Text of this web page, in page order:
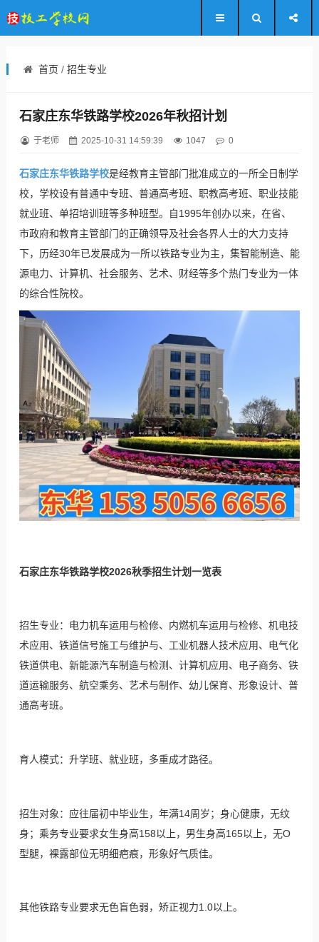
首页 / 招生专业
石家庄东华铁路学校2026年秋招计划
于老师 2025-10-31 14:59:39 1047 0
石家庄东华铁路学校是经教育主管部门批准成立的一所全日制学
校，学校设有普通中专班、普通高考班、职教高考班、职业技能
就业班、单招培训班等多种班型。自1995年创办以来，在省、
市政府和教育主管部门的正确领导及社会各界人士的大力支持
下，历经30年已发展成为一所以铁路专业为主，集智能制造、能
源电力、计算机、社会服务、艺术、财经等多个热门专业为一体
的综合性院校。
石家庄东华铁路学校2026秋季招生计划一览表
招生专业：电力机车运用与检修、内燃机车运用与检修、机电技
术应用、铁道信号施工与维护与、工业机器人技术应用、电气化
铁道供电、新能源汽车制造与检测、计算机应用、电子商务、铁
道运输服务、航空乘务、艺术与制作、幼儿保育、形象设计、普
通高考班。
育人模式：升学班、就业班，多重成才路径。
招生对象：应往届初中毕业生，年满14周岁；身心健康，无纹
身；乘务专业要求女生身高158以上，男生身高165以上，无O
型腿，裸露部位无明细疤痕，形象好气质佳。
其他铁路专业要求无色盲色弱，矫正视力1.0以上。